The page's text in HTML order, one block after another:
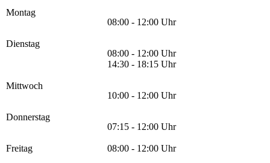
Montag
08:00 - 12:00 Uhr
Dienstag
08:00 - 12:00 Uhr
14:30 - 18:15 Uhr
Mittwoch
10:00 - 12:00 Uhr
Donnerstag
07:15 - 12:00 Uhr
Freitag 08:00 - 12:00 Uhr